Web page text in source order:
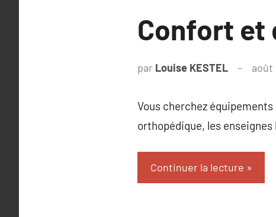
Confort et
par Louise KESTEL août
Vous cherchez
orthopédique, les
Continuer la lecture